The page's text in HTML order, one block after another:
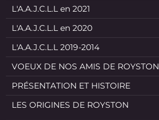
L'A.A.J.C.L.L en 2021
L'A.A.J.C.L.L en 2020
L'A.A.J.C.L.L 2019-2014
VOEUX DE NOS AMIS DE ROYSTON
PRÉSENTATION ET HISTOIRE
LES ORIGINES DE ROYSTON